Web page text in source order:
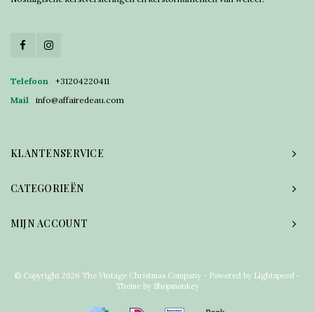
Telefoon
+31204220411
Mail
info@affairedeau.com
KLANTENSERVICE
CATEGORIEËN
MIJN ACCOUNT
© Copyright 2026 The Vintage Christmas Company - Powered by Lightspeed -
Theme by Shopmonkey